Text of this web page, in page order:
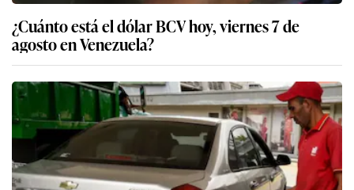
¿Cuánto está el dólar BCV hoy, viernes 7 de
agosto en Venezuela?